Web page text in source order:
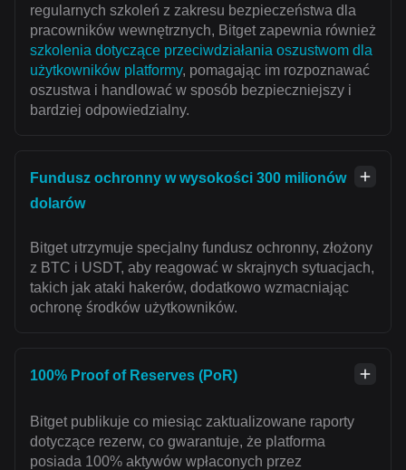
regularnych szkoleń z zakresu bezpieczeństwa dla
pracowników wewnętrznych, Bitget zapewnia również
szkolenia dotyczące przeciwdziałania oszustwom dla
użytkowników platformy, pomagając im rozpoznawać
oszustwa i handlować w sposób bezpieczniejszy i
bardziej odpowiedzialny.
Fundusz ochronny w wysokości 300 milionów
dolarów
Bitget utrzymuje specjalny fundusz ochronny, złożony
z BTC i USDT, aby reagować w skrajnych sytuacjach,
takich jak ataki hakerów, dodatkowo wzmacniając
ochronę środków użytkowników.
100% Proof of Reserves (PoR)
Bitget publikuje co miesiąc zaktualizowane raporty
dotyczące rezerw, co gwarantuje, że platforma
posiada 100% aktywów wpłaconych przez